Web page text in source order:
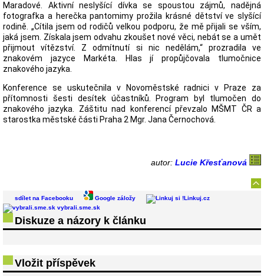
Maradové. Aktivní neslyšící dívka se spoustou zájmů, nadějná
fotografka a herečka pantomimy prožila krásné dětství ve slyšící
rodině. „Cítila jsem od rodičů velkou podporu, že mě přijali se vším,
jaká jsem. Získala jsem odvahu zkoušet nové věci, nebát se a umět
přijmout vítězství. Z odmítnutí si nic nedělám,“ prozradila ve
znakovém jazyce Markéta. Hlas jí propůjčovala tlumočnice
znakového jazyka.
Konference se uskutečnila v Novoměstské radnici v Praze za
přítomnosti šesti desítek účastníků. Program byl tlumočen do
znakového jazyka. Záštitu nad konferencí převzalo MŠMT ČR a
starostka městské části Praha 2 Mgr. Jana Černochová.
autor: Lucie Křesťanová
sdílet na Facebooku Google záložy
Linkuj.cz
vybrali.sme.sk
Diskuze a názory k článku
Vložit příspěvek